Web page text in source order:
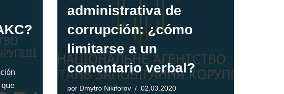
que
administrativa de
corrupción: ¿cómo
limitarse a un
comentario verbal?
por Dmytro Nikiforov 02.03.2020